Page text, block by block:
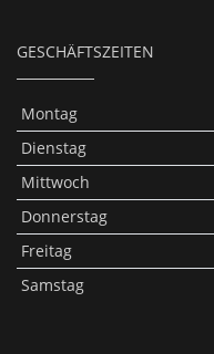
GESCHÄFTSZEITEN
Montag
Dienstag
Mittwoch
Donnerstag
Freitag
Samstag